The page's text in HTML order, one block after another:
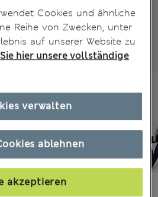
Steuern und Abgaben
Cookies und ähnliche
Reihe von Zwecken, unter
auf unserer Website zu
hier unsere vollständige
ablehnen
akzeptieren
verwalten